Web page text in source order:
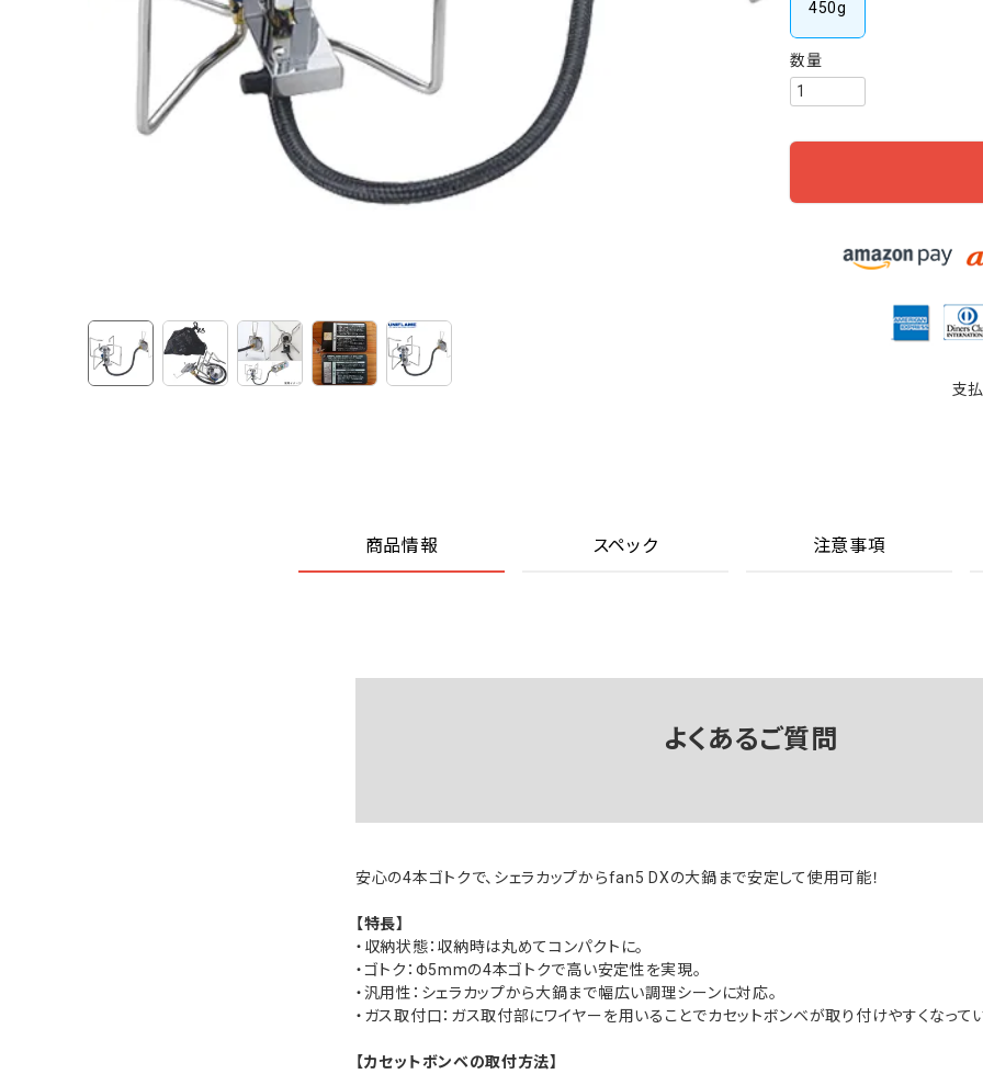
450g
支
商品情報 スペック 注意事項
よくあるご質問
安心の4本ゴトクで、シェラカップからfan5 DXの大鍋まで安定して使用可能！
【特長】
・収納状態：収納時は丸めてコンパクトに。
・ゴトク：Φ5mmの4本ゴトクで高い安定性を実現。
・汎用性：シェラカップから大鍋まで幅広い調理シーンに対応。
・ガス取付口：ガス取付部にワイヤーを用いることでカセットボンベが取り付けやすくなって
【カセットボンベの取付方法】